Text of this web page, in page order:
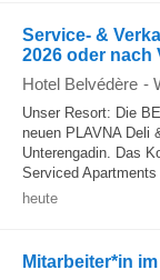
Service- &
2026 oder nach
Hotel Belvédère -
Unser Resort: Die
neuen PLAVNA Deli
Unterengadin. Das
Serviced
heute
Mitarbeiter*in